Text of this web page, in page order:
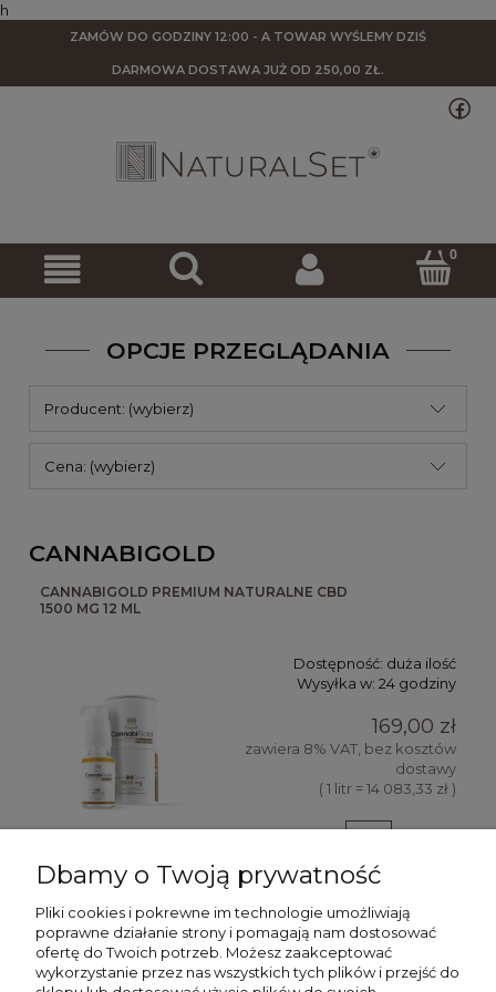
h
ZAMÓW DO GODZINY 12:00 - A TOWAR WYŚLEMY DZIŚ
DARMOWA DOSTAWA JUŻ OD 250,00 ZŁ.
OPCJE PRZEGLĄDANIA
Producent: (wybierz)
Cena: (wybierz)
CANNABIGOLD
CANNABIGOLD PREMIUM NATURALNE CBD
1500 MG 12 ML
Dostępność: duża ilość
Wysyłka w: 24 godziny
169,00 zł
zawiera 8% VAT, bez kosztów
dostawy
( 1 litr = 14 083,33 zł )
DO KOSZYKA
Dbamy o Twoją prywatność
Pliki cookies i pokrewne im technologie umożliwiają
poprawne działanie strony i pomagają nam dostosować
ofertę do Twoich potrzeb. Możesz zaakceptować
wykorzystanie przez nas wszystkich tych plików i przejść do